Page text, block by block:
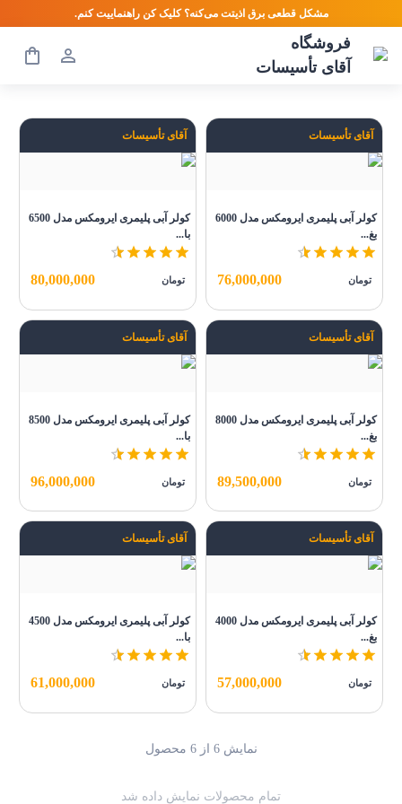
مشکل قطعی برق اذیتت می‌کنه؟ کلیک کن راهنماییت کنم.
فروشگاه
آقای تأسیسات
آقای تأسیسات
کولر آبی پلیمری ایرومکس مدل 6000
بغ...
تومان 76,000,000
آقای تأسیسات
کولر آبی پلیمری ایرومکس مدل 6500
با...
تومان 80,000,000
آقای تأسیسات
کولر آبی پلیمری ایرومکس مدل 8000
بغ...
تومان 89,500,000
آقای تأسیسات
کولر آبی پلیمری ایرومکس مدل 8500
با...
تومان 96,000,000
آقای تأسیسات
کولر آبی پلیمری ایرومکس مدل 4000
بغ...
تومان 57,000,000
آقای تأسیسات
کولر آبی پلیمری ایرومکس مدل 4500
با...
تومان 61,000,000
نمایش6 از6 محصول
تمام محصولات نمایش داده شد